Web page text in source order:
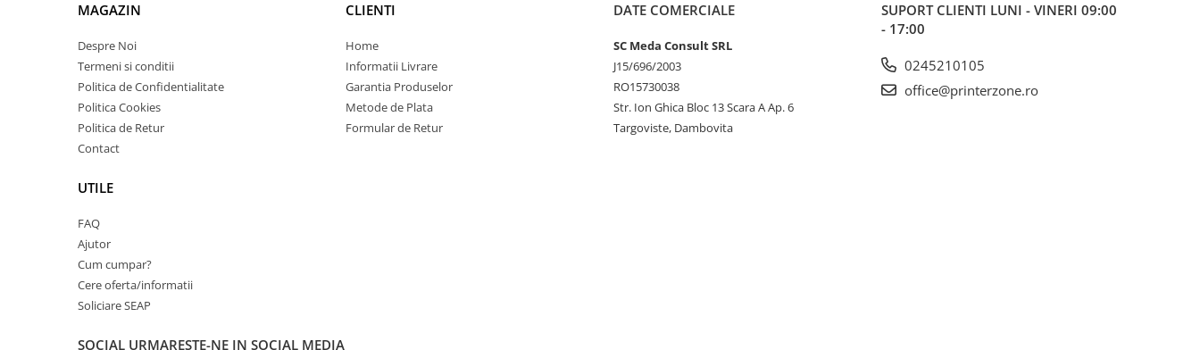
All-in-One PC
Monitoare LED
Accesorii monitoare
Componente
Procesoare
Placi de baza
Memorii RAM
SSD-uri interne
Hard disk-uri interne
MAGAZIN
Despre Noi
Termeni si conditii
Politica de Confidentialitate
Politica Cookies
Politica de Retur
Contact
UTILE
FAQ
Ajutor
Cum cumpar?
Cere oferta/informatii
Soliciare SEAP
CLIENTI
Home
Informatii Livrare
Garantia Produselor
Metode de Plata
Formular de Retur
DATE COMERCIALE
SC Meda Consult SRL
J15/696/2003
RO15730038
Str. Ion Ghica Bloc 13 Scara A Ap. 6
Targoviste, Dambovita
SUPORT CLIENTI LUNI - VINERI 09:00
- 17:00
0245210105
office@printerzone.ro
SOCIAL URMARESTE-NE IN SOCIAL MEDIA